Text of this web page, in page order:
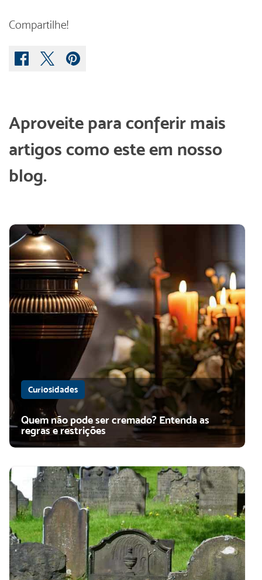
Compartilhe!
Aproveite para conferir mais
artigos como este em nosso
blog.
Curiosidades
Quem não pode ser cremado? Entenda as
regras e restrições